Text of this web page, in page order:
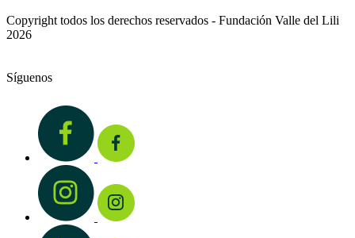
Copyright todos los derechos reservados - Fundación Valle del Lili
2026
Síguenos